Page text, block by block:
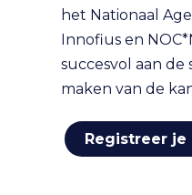
het Nationaal
Innofius en
succesvol aan de
maken van de
Registreer je